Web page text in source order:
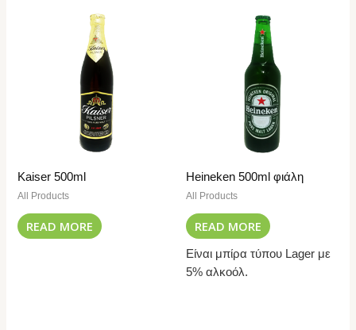
Kaiser 500ml
All Products
READ MORE
Heineken 500ml φιάλη
All Products
READ MORE
Είναι μπίρα τύπου Lager με
5% αλκοόλ.